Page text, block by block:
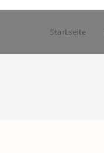
Startseite